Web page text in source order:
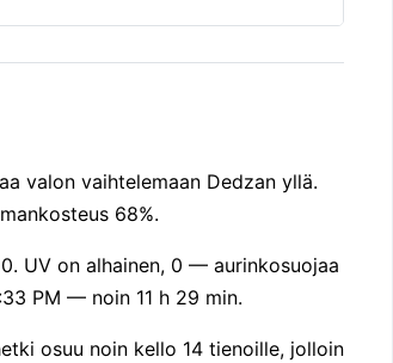
valon vaihtelemaan Dedzan yllä.
68%.
UV on alhainen, 0 — aurinkosuojaa
PM — noin 11 h 29 min.
osuu noin kello 14 tienoille, jolloin